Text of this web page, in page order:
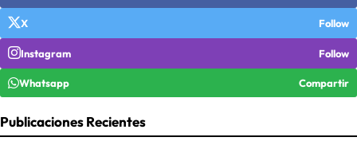
X Follow
Instagram Follow
Whatsapp Compartir
Publicaciones Recientes